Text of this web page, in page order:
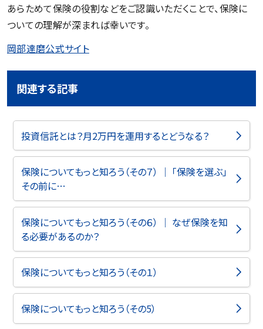
あらためて保険の役割などをご認識いただくことで、保険に
ついての理解が深まれば幸いです。
岡部達磨公式サイト
関連する記事
投資信託とは？月2万円を運用するとどうなる？
保険についてもっと知ろう（その７） ｜ 「保険を選ぶ」
その前に…
保険についてもっと知ろう（その６） ｜ なぜ保険を知
る必要があるのか？
保険についてもっと知ろう（その１）
保険についてもっと知ろう（その5）